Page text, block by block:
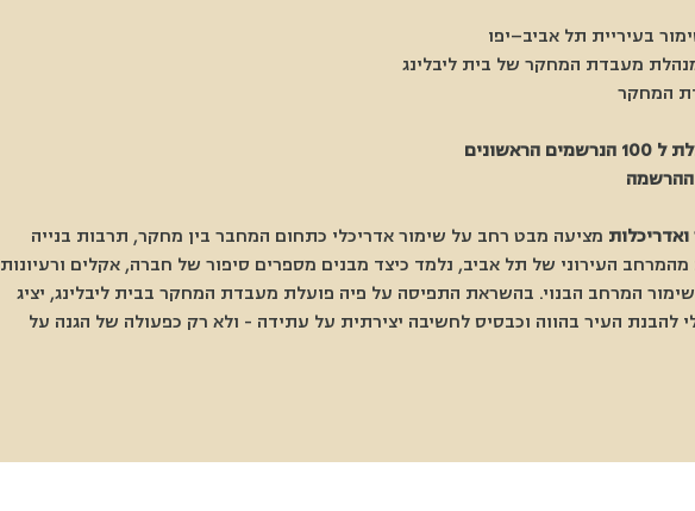
בעיריית תל אביב–יפו
מעבדת המחקר של בית ליבלינג
המחקר
ההרשמה
מציעה מבט רחב על שימור אדריכלי כתחום המחבר בין מחקר, תרבות בנייה
העירוני של תל אביב, נלמד כיצד מבנים מספרים סיפור של חברה, אקלים ורעיונות
המרחב הבנוי. בהשראת התפיסה על פיה פועלת מעבדת המחקר בבית ליבלינג, יציג
העיר בהווה וכבסיס לחשיבה יצירתית על עתידה - ולא רק כפעולה של הגנה על